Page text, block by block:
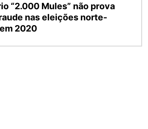
“2.000 Mules” não prova
nas eleições norte-
2020